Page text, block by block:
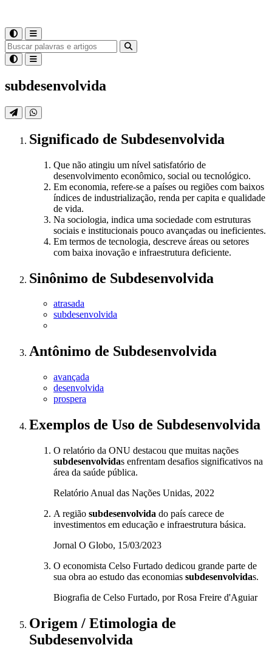
subdesenvolvida
Significado de Subdesenvolvida
Que não atingiu um nível satisfatório de
desenvolvimento econômico, social ou tecnológico.
Em economia, refere-se a países ou regiões com baixos
índices de industrialização, renda per capita e qualidade
de vida.
Na sociologia, indica uma sociedade com estruturas
sociais e institucionais pouco avançadas ou ineficientes.
Em termos de tecnologia, descreve áreas ou setores
com baixa inovação e infraestrutura deficiente.
Sinônimo de Subdesenvolvida
atrasada
subdesenvolvida
Antônimo de Subdesenvolvida
avançada
desenvolvida
prospera
Exemplos de Uso de Subdesenvolvida
O relatório da ONU destacou que muitas nações
subdesenvolvidas enfrentam desafios significativos na
área da saúde pública.
Relatório Anual das Nações Unidas, 2022
A região subdesenvolvida do país carece de
investimentos em educação e infraestrutura básica.
Jornal O Globo, 15/03/2023
O economista Celso Furtado dedicou grande parte de
sua obra ao estudo das economias subdesenvolvidas.
Biografia de Celso Furtado, por Rosa Freire d'Aguiar
Origem / Etimologia de
Subdesenvolvida